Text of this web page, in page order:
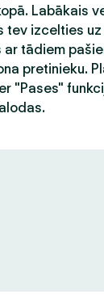
Labākais
tev izcelties
tādiem
pretinieku.
"Pases"